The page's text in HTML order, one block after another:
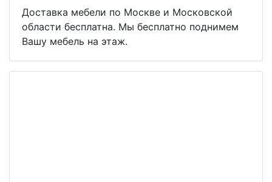
Доставка мебели по Москве и Московской
области бесплатна. Мы бесплатно поднимем
Вашу мебель на этаж.